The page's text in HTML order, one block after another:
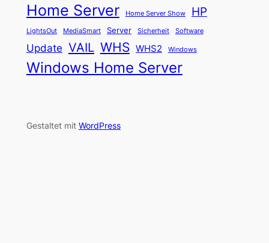
Home Server Home Server Show HP
LightsOut MediaSmart Server Sicherheit Software
Update VAIL WHS WHS2 Windows
Windows Home Server
Gestaltet mit WordPress